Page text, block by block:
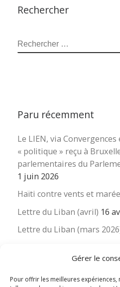
Gérer le
Pour offrir les meilleures
Rechercher
RECHERCHER
Paru récemment
Le LIEN, via
« politique » reçu à
parlementaires du
1 juin 2026
Haïti contre vents et
Lettre du Liban (avril) 16
Lettre du Liban (mars
La revue « Educateur »
nouvelle et ses liens avec
16 mars 2026